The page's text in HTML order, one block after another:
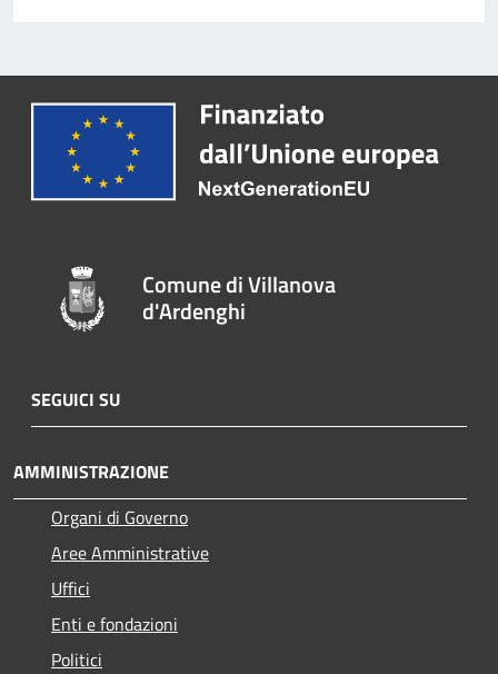
Comune di Villanova
d'Ardenghi
SEGUICI SU
AMMINISTRAZIONE
Organi di Governo
Aree Amministrative
Uffici
Enti e fondazioni
Politici